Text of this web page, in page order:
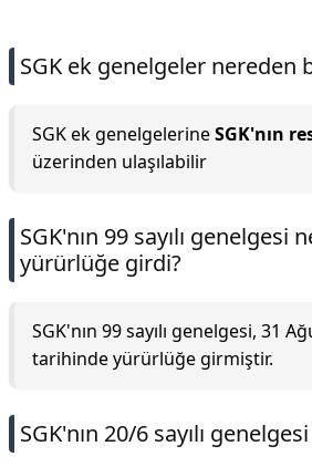
SGK ek genelgeler nereden
SGK ek genelgelerineSGK'nın
üzerinden ulaşılabilir
SGK'nın 99 sayılı genelgesi
yürürlüğe girdi?
SGK'nın 99 sayılı genelgesi, 31
tarihinde yürürlüğe girmiştir.
SGK'nın 20/6 sayılı